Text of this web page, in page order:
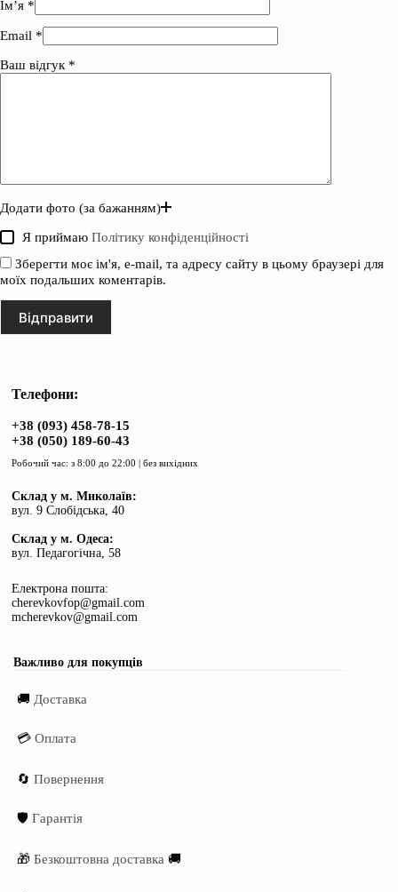
Ім’я *
Email *
Ваш відгук *
Додати фото (за бажанням)
Я приймаюПолітику конфіденційності
Зберегти моє ім'я, e-mail, та адресу сайту в цьому браузері для
моїх подальших коментарів.
Відправити
Телефони:
+38 (093) 458-78-15
+38 (050) 189-60-43
Робочий час: з 8:00 до 22:00 | без вихідних
Склад у м. Миколаїв:
вул. 9 Слобідська, 40
Склад у м. Одеса:
вул. Педагогічна, 58
Електрона пошта:
cherevkovfop@gmail.com
mcherevkov@gmail.com
Важливо для покупців
🚚 Доставка
💳Оплата
🔄Повернення
🛡️Гарантія
🎁Безкоштовна доставка 🚚